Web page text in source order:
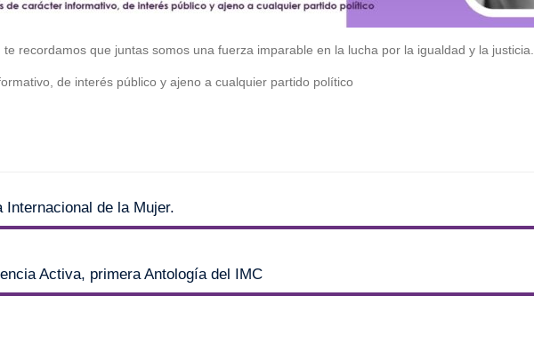
recordamos que juntas somos una fuerza imparable en la lucha por la igualdad y la justicia.
de interés público y ajeno a cualquier partido político
Internacional de la Mujer.
Activa, primera Antología del IMC